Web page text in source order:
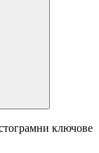
ключове